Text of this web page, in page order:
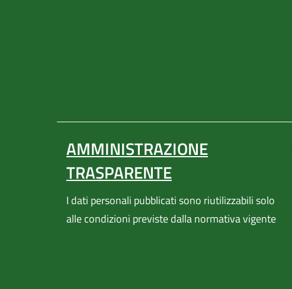
AMMINISTRAZIONE
TRASPARENTE
I dati personali pubblicati sono riutilizzabili solo
alle condizioni previste dalla normativa vigente